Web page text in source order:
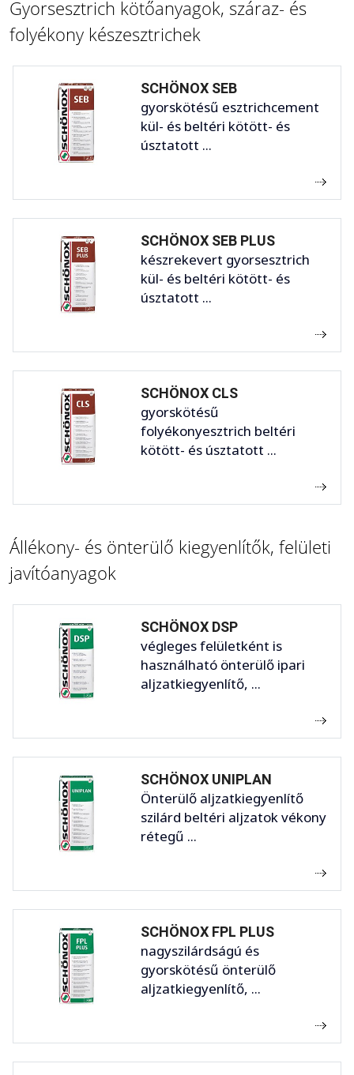
Gyorsesztrich kötőanyagok, száraz- és
folyékony készesztrichek
SCHÖNOX SEB
gyorskötésű esztrichcement
kül- és beltéri kötött- és
úsztatott ...
SCHÖNOX SEB PLUS
készrekevert gyorsesztrich
kül- és beltéri kötött- és
úsztatott ...
SCHÖNOX CLS
gyorskötésű
folyékonyesztrich beltéri
kötött- és úsztatott ...
Állékony- és önterülő kiegyenlítők, felületi
javítóanyagok
SCHÖNOX DSP
végleges felületként is
használható önterülő ipari
aljzatkiegyenlítő, ...
SCHÖNOX UNIPLAN
Önterülő aljzatkiegyenlítő
szilárd beltéri aljzatok vékony
rétegű ...
SCHÖNOX FPL PLUS
nagyszilárdságú és
gyorskötésű önterülő
aljzatkiegyenlítő, ...